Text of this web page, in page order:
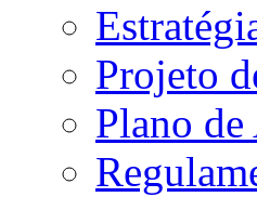
Projeto
Plano